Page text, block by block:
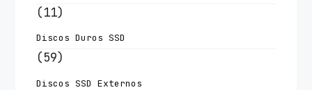
(11)
Discos Duros SSD
(59)
Discos SSD Externos